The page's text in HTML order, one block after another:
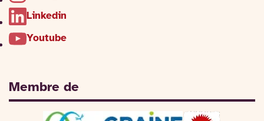
Linkedin
Youtube
Membre de